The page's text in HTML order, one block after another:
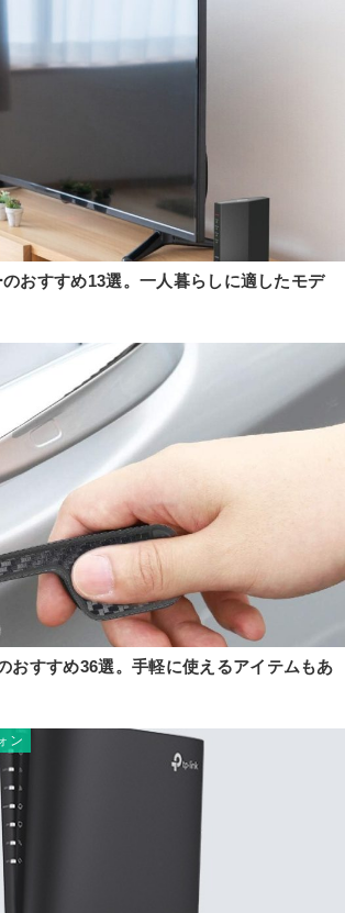
おすすめ13選。一人暮らしに適したモデ
おすすめ36選。手軽に使えるアイテムもあ
ン